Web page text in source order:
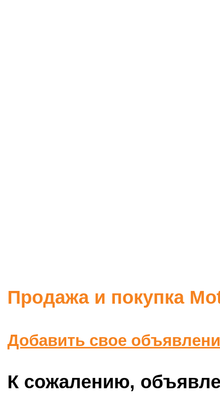
Продажа и покупка
Добавить свое
К сожалению,